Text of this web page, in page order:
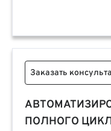
Заказать
ПОЛНОГО